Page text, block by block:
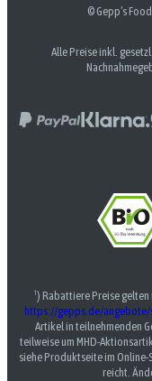
© Gepp’s
Alle Preise inkl.
¹) Rabattiere Preise
https://gepps.de/angebote/
Artikel in teilnehmenden
teilweise um MHD-
siehe Produktseite im
reicht.